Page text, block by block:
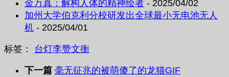
金万真：解构人体的精神绘者 - 2025/04/02
加州大学伯克利分校研发出全球最小无电池无人
机 - 2025/04/01
标签： 台灯李赞文衡
下一篇 毫无征兆的被萌傻了的龙猫GIF